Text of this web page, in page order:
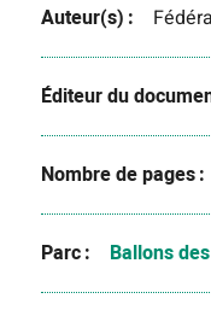
Auteur(s)
Éditeur du
Nombre de pages
Parc Ballons